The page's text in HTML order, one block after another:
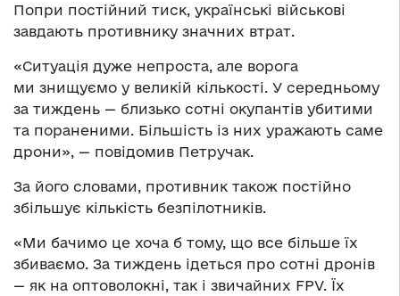
Попри постійний тиск, українські військові
завдають противнику значних втрат.
«Ситуація дуже непроста, але ворога
ми знищуємо у великій кількості. У середньому
за тиждень — близько сотні окупантів убитими
та пораненими. Більшість із них уражають саме
дрони», — повідомив Петручак.
За його словами, противник також постійно
збільшує кількість безпілотників.
«Ми бачимо це хоча б тому, що все більше їх
збиваємо. За тиждень ідеться про сотні дронів
— як на оптоволокні, так і звичайних FPV. Їх